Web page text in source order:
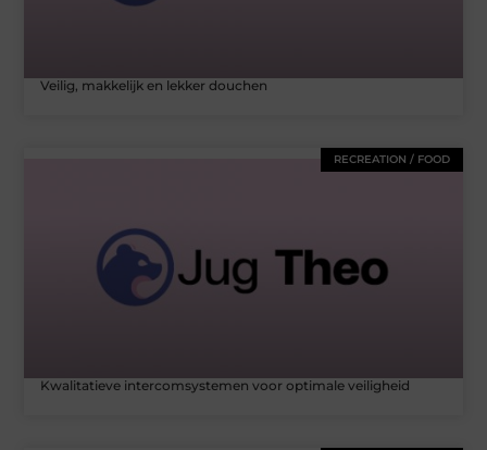
Veilig, makkelijk en lekker douchen
RECREATION / FOOD
Kwalitatieve intercomsystemen voor optimale veiligheid